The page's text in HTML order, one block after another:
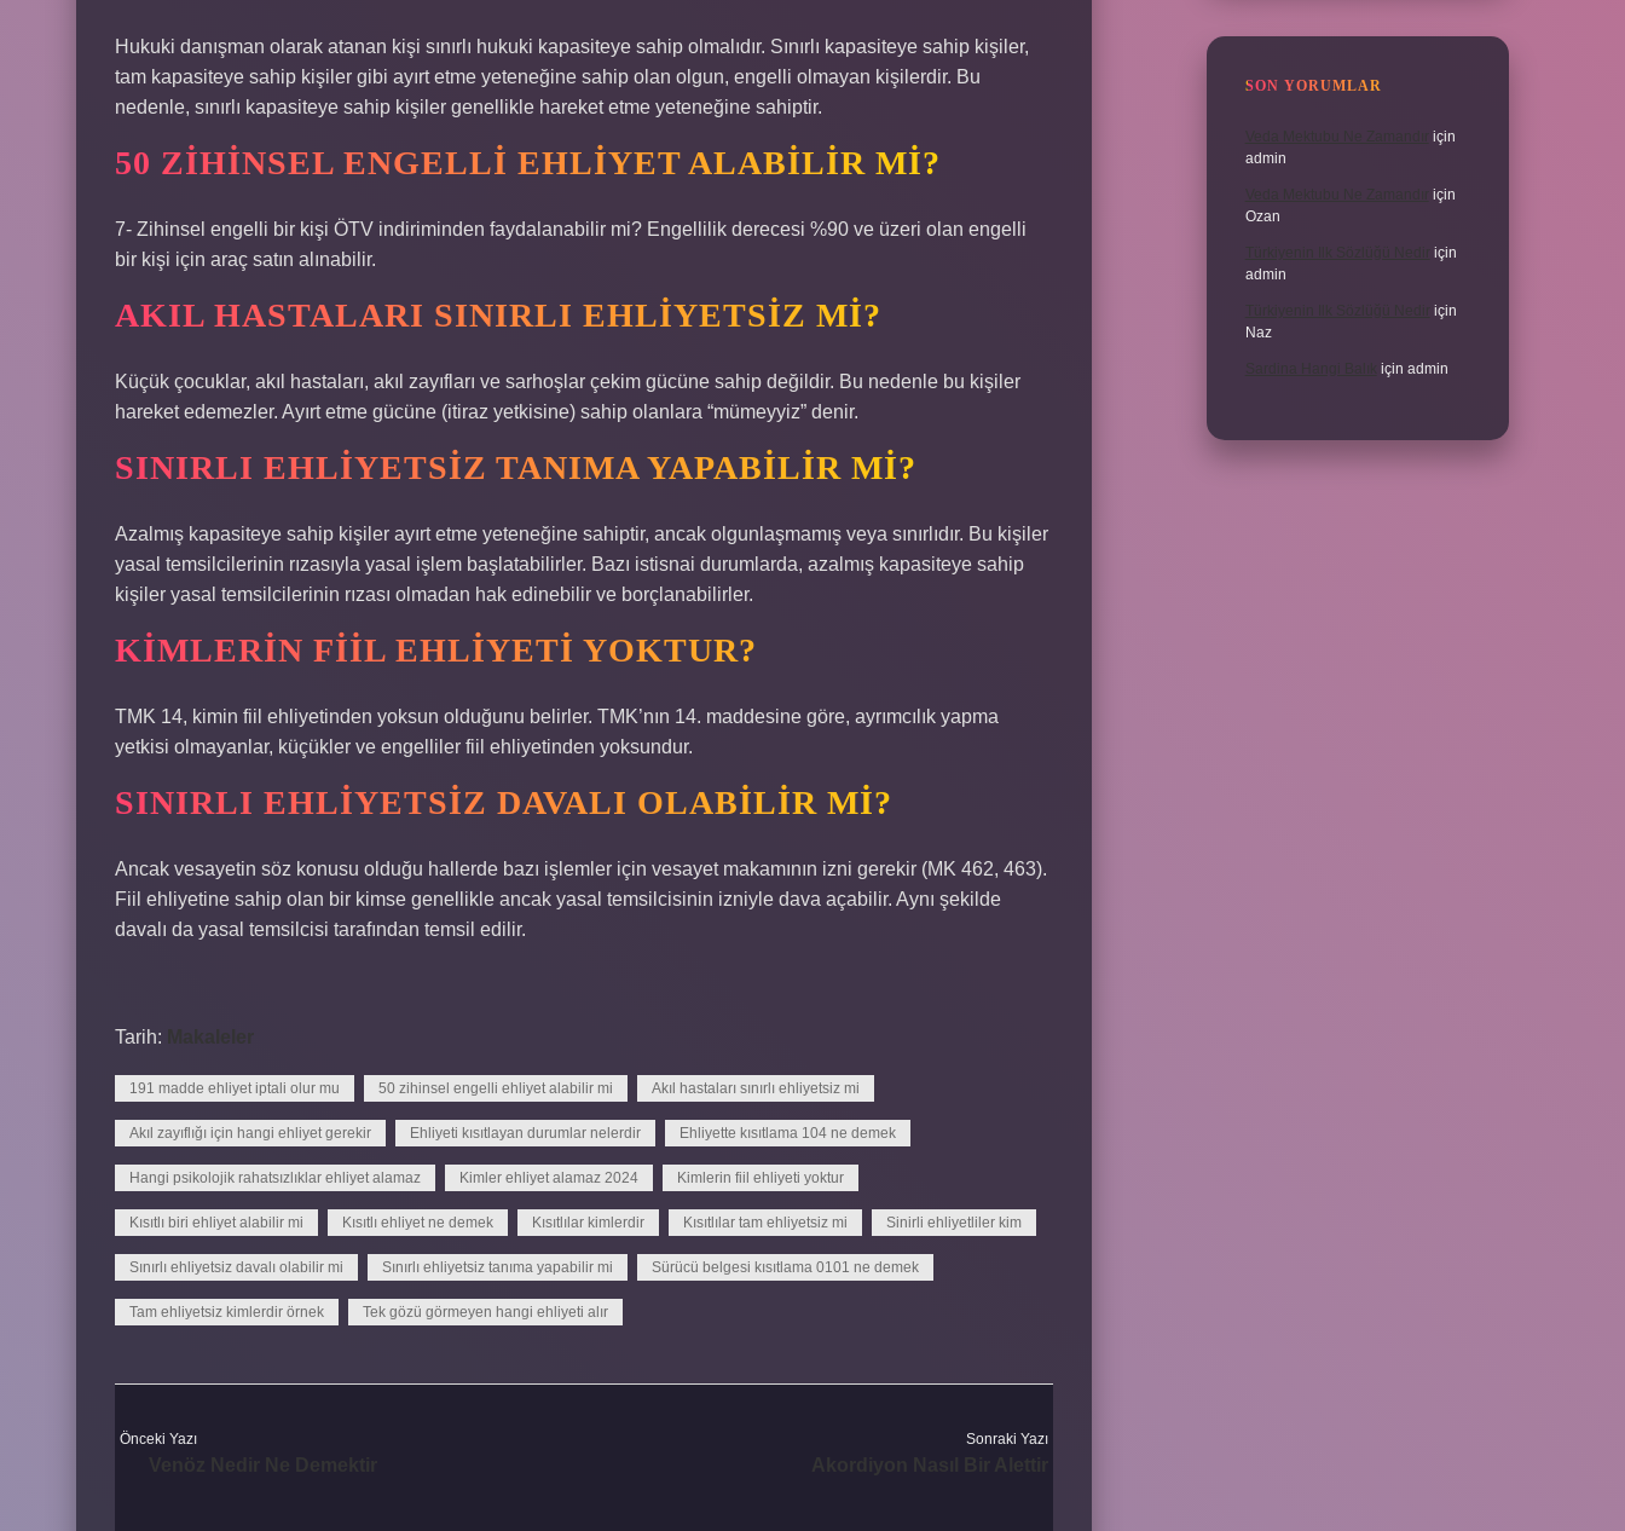
Hukuki danışman olarak atanan kişi sınırlı hukuki kapasiteye sahip olmalıdır. Sınırlı kapasiteye sahip kişiler,
tam kapasiteye sahip kişiler gibi ayırt etme yeteneğine sahip olan olgun, engelli olmayan kişilerdir. Bu
nedenle, sınırlı kapasiteye sahip kişiler genellikle hareket etme yeteneğine sahiptir.
50 ZIHINSEL ENGELLI EHLIYET ALABILIR MI?
7- Zihinsel engelli bir kişi ÖTV indiriminden faydalanabilir mi? Engellilik derecesi %90 ve üzeri olan engelli
bir kişi için araç satın alınabilir.
AKIL HASTALARI SINIRLI EHLIYETSIZ MI?
Küçük çocuklar, akıl hastaları, akıl zayıfları ve sarhoşlar çekim gücüne sahip değildir. Bu nedenle bu kişiler
hareket edemezler. Ayırt etme gücüne (itiraz yetkisine) sahip olanlara “mümeyyiz” denir.
SINIRLI EHLIYETSIZ TANIMA YAPABILIR MI?
Azalmış kapasiteye sahip kişiler ayırt etme yeteneğine sahiptir, ancak olgunlaşmamış veya sınırlıdır. Bu kişiler
yasal temsilcilerinin rızasıyla yasal işlem başlatabilirler. Bazı istisnai durumlarda, azalmış kapasiteye sahip
kişiler yasal temsilcilerinin rızası olmadan hak edinebilir ve borçlanabilirler.
KIMLERIN FIIL EHLIYETI YOKTUR?
TMK 14, kimin fiil ehliyetinden yoksun olduğunu belirler. TMK’nın 14. maddesine göre, ayrımcılık yapma
yetkisi olmayanlar, küçükler ve engelliler fiil ehliyetinden yoksundur.
SINIRLI EHLIYETSIZ DAVALI OLABILIR MI?
Ancak vesayetin söz konusu olduğu hallerde bazı işlemler için vesayet makamının izni gerekir (MK 462, 463).
Fiil ehliyetine sahip olan bir kimse genellikle ancak yasal temsilcisinin izniyle dava açabilir. Aynı şekilde
davalı da yasal temsilcisi tarafından temsil edilir.
Tarih: Makaleler
191 madde ehliyet iptali olur mu 50 zihinsel engelli ehliyet alabilir mi Akıl hastaları sınırlı ehliyetsiz mi
Akıl zayıflığı için hangi ehliyet gerekir Ehliyeti kısıtlayan durumlar nelerdir Ehliyette kısıtlama 104 ne demek
Hangi psikolojik rahatsızlıklar ehliyet alamaz Kimler ehliyet alamaz 2024 Kimlerin fiil ehliyeti yoktur
Kısıtlı biri ehliyet alabilir mi Kısıtlı ehliyet ne demek Kısıtlılar kimlerdir Kısıtlılar tam ehliyetsiz mi Sinirli ehliyetliler kim
Sınırlı ehliyetsiz davalı olabilir mi Sınırlı ehliyetsiz tanıma yapabilir mi Sürücü belgesi kısıtlama 0101 ne demek
Tam ehliyetsiz kimlerdir örnek Tek gözü görmeyen hangi ehliyeti alır
Önceki Yazı Sonraki Yazı
SON YORUMLAR
için
admin
için
Ozan
için
admin
için
Naz
için admin